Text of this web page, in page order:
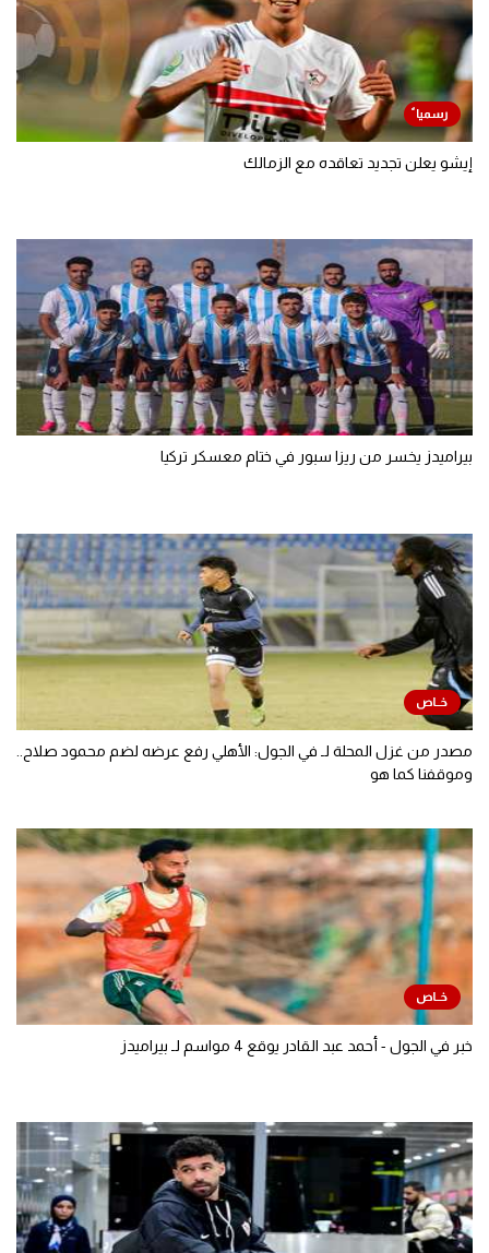
إيشو يعلن تجديد تعاقده مع الزمالك
بيراميدز يخسر من ريزا سبور في ختام معسكر تركيا
مصدر من غزل المحلة لـ في الجول: الأهلي رفع عرضه لضم محمود صلاح..
وموقفنا كما هو
خبر في الجول - أحمد عبد القادر يوقع 4 مواسم لـ بيراميدز